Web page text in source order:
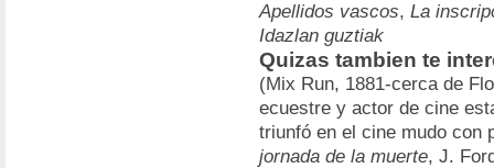
Apellidos vascos, La
Idazlan guztiak
Quizas tambien te
(Mix Run, 1881-cerca de
ecuestre y actor de cine
triunfó en el cine mudo con
jornada de la muerte, J.